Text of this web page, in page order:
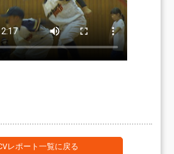
レポート一覧に戻る